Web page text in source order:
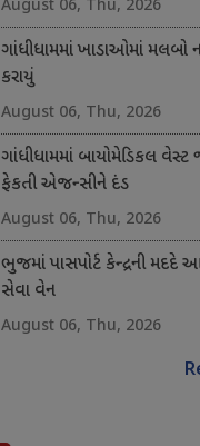
ગાંધીધામમાં ખાડાઓમાં મલબો
કરાયું
August 06, Thu, 2026
ગાંધીધામમાં બાયોમેડિકલ વેસ્ટ
ફેકતી એજન્સીને દંડ
August 06, Thu, 2026
ભુજમાં પાસપોર્ટ કેન્દ્રની મદદે
સેવા વેન
August 06, Thu, 2026